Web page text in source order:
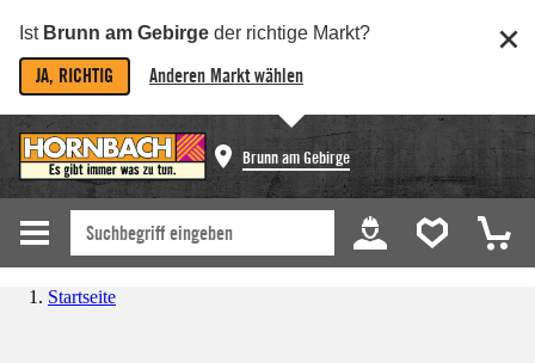
Ist Brunn am Gebirge der richtige Markt?
JA, RICHTIG Anderen Markt wählen
Brunn am Gebirge
Startseite